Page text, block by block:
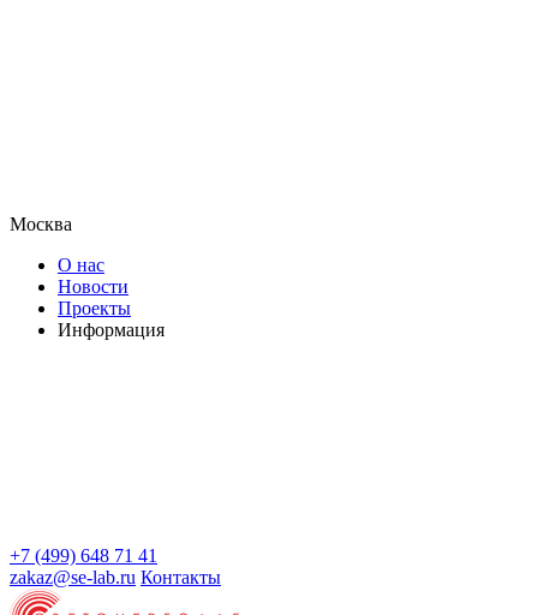
Москва
О нас
Новости
Проекты
Информация
+7 (499) 648 71 41
zakaz@se-lab.ru Контакты